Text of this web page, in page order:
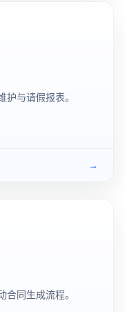
与请假报表。
→
合同生成流程。